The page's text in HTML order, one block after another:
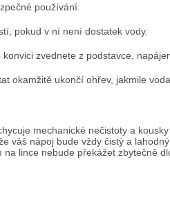
používání:
pokud v ní není dostatek vody.
konvici zvednete z podstavce,
okamžitě ukončí ohřev, jakmile
mechanické nečistoty a
váš nápoj bude vždy čistý a
lince nebude překážet zbytečně